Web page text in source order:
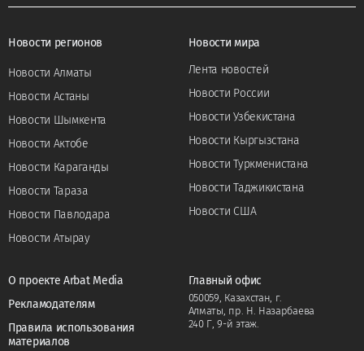
Новости регионов
Новости Алматы
Новости Астаны
Новости Шымкента
Новости Актобе
Новости Караганды
Новости Тараза
Новости Павлодара
Новости Атырау
Новости мира
Лента новостей
Новости России
Новости Узбекистана
Новости Кыргызстана
Новости Туркменистана
Новости Таджикистана
Новости США
О проекте Arbat Media
Рекламодателям
Правила использования
материалов
Главный офис
050059, Казахстан, г.
Алматы, пр. Н. Назарбаева
240 Г, 9-й этаж.